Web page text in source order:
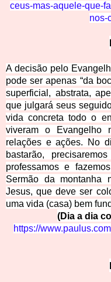
ceus-mas-aquele-que-
nos-
A decisão pelo
pode ser apenas “da
superficial, abstrata,
que julgará seus
vida concreta todo o
viveram o Evangelho
relações e ações. No
bastarão,
professamos e
Sermão da montanha
Jesus, que deve ser
uma vida (casa) bem
(Dia a dia
https://